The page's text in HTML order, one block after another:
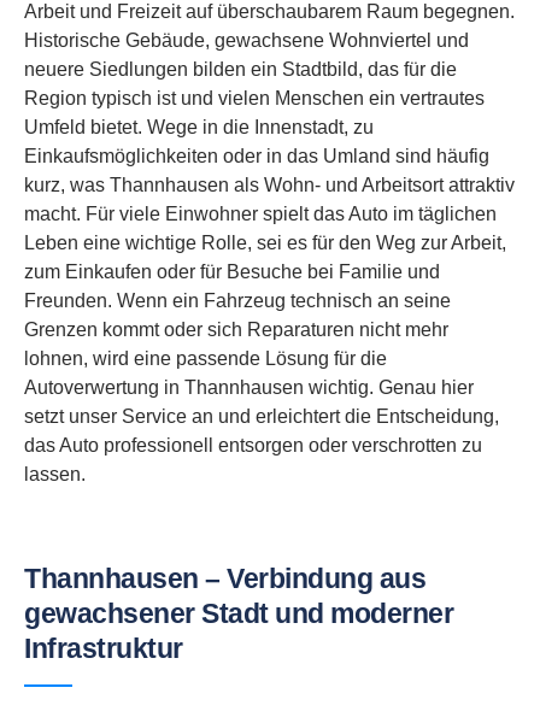
Arbeit und Freizeit auf überschaubarem Raum begegnen.
Historische Gebäude, gewachsene Wohnviertel und
neuere Siedlungen bilden ein Stadtbild, das für die
Region typisch ist und vielen Menschen ein vertrautes
Umfeld bietet. Wege in die Innenstadt, zu
Einkaufsmöglichkeiten oder in das Umland sind häufig
kurz, was Thannhausen als Wohn- und Arbeitsort attraktiv
macht. Für viele Einwohner spielt das Auto im täglichen
Leben eine wichtige Rolle, sei es für den Weg zur Arbeit,
zum Einkaufen oder für Besuche bei Familie und
Freunden. Wenn ein Fahrzeug technisch an seine
Grenzen kommt oder sich Reparaturen nicht mehr
lohnen, wird eine passende Lösung für die
Autoverwertung in Thannhausen wichtig. Genau hier
setzt unser Service an und erleichtert die Entscheidung,
das Auto professionell entsorgen oder verschrotten zu
lassen.
Thannhausen – Verbindung aus
gewachsener Stadt und moderner
Infrastruktur